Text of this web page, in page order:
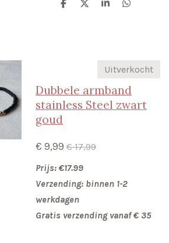
D
D
S
D
Uitverkocht
Dubbele armband
stainless Steel zwart
goud
€ 9,99 € 17,99
Prijs: €17.99
Verzending: binnen 1-2
werkdagen
Gratis verzending vanaf € 35